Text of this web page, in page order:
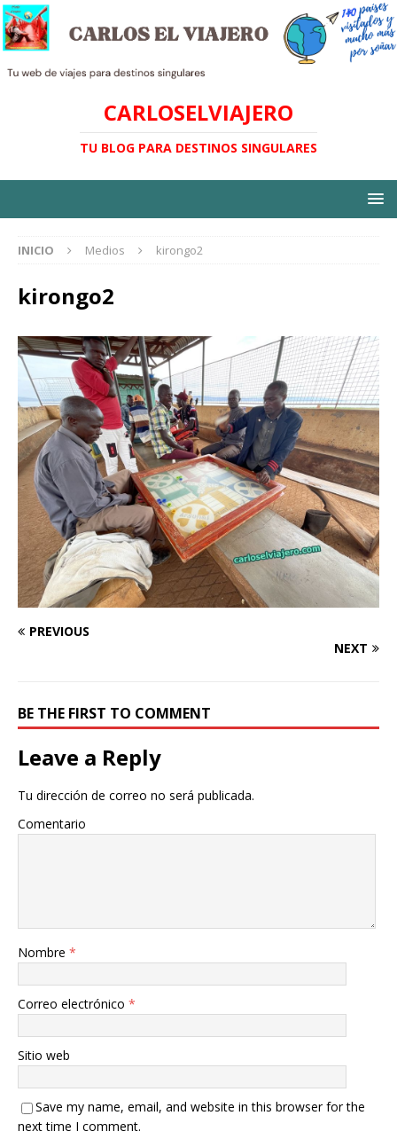
CARLOSELVIAJERO
TU BLOG PARA DESTINOS SINGULARES
INICIO Medios kirongo2
kirongo2
PREVIOUS
NEXT
BE THE FIRST TO COMMENT
Leave a Reply
Tu dirección de correo no será publicada.
Comentario
Nombre *
Correo electrónico *
Sitio web
Save my name, email, and website in this browser for the
next time I comment.